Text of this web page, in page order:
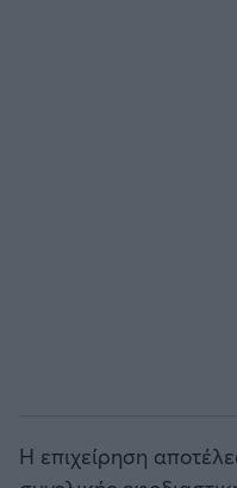
Η επιχείρηση